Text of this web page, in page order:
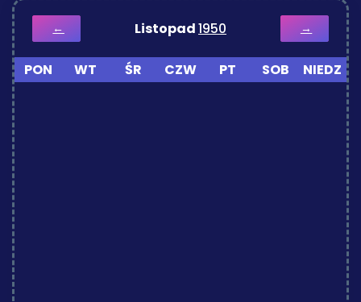
← Listopad1950 →
PON WT ŚR CZW PT SOB NIEDZ